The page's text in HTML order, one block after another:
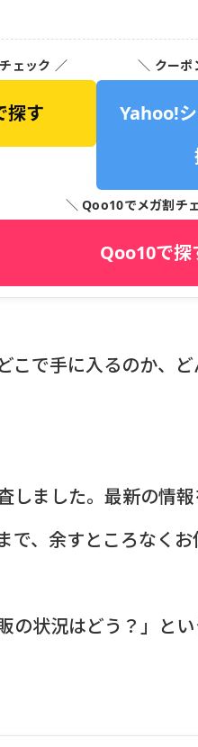
ェック ／
探す
＼ クーポ
Yahoo!
＼ Qoo10でメガ割チ
Qoo10で探
こで手に入るのか、
しました。最新の情
で、余すところなく
の状況はどう？」と